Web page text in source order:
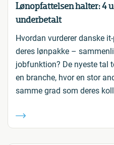
Lønopfattelsen halter: 4
underbetalt
Hvordan vurderer danske
deres lønpakke –
jobfunktion? De nyeste tal
en branche, hvor en stor
samme grad som deres